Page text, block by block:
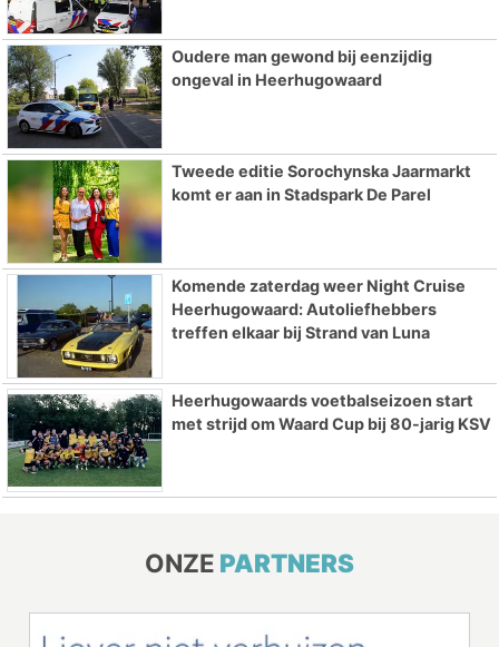
Oudere man gewond bij eenzijdig
ongeval in Heerhugowaard
Tweede editie Sorochynska Jaarmarkt
komt er aan in Stadspark De Parel
Komende zaterdag weer Night Cruise
Heerhugowaard: Autoliefhebbers
treffen elkaar bij Strand van Luna
Heerhugowaards voetbalseizoen start
met strijd om Waard Cup bij 80-jarig KSV
ONZE PARTNERS